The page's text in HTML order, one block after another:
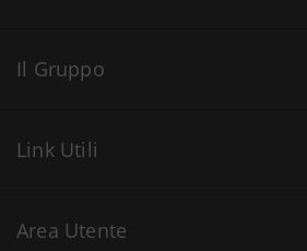
Il Gruppo
Link Utili
Area Utente